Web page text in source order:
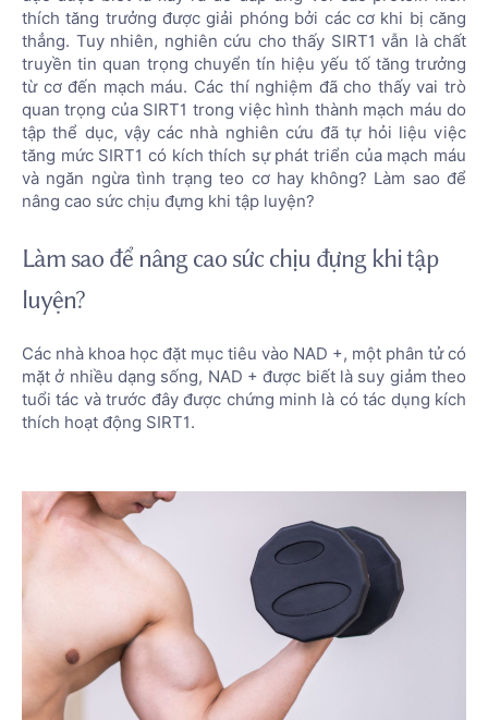
thích tăng trưởng được giải phóng bởi các cơ khi bị căng
thẳng. Tuy nhiên, nghiên cứu cho thấy SIRT1 vẫn là chất
truyền tin quan trọng chuyển tín hiệu yếu tố tăng trưởng
từ cơ đến mạch máu. Các thí nghiệm đã cho thấy vai trò
quan trọng của SIRT1 trong việc hình thành mạch máu do
tập thể dục, vậy các nhà nghiên cứu đã tự hỏi liệu việc
tăng mức SIRT1 có kích thích sự phát triển của mạch máu
và ngăn ngừa tình trạng teo cơ hay không? Làm sao để
nâng cao sức chịu đựng khi tập luyện?
Làm sao để nâng cao sức chịu đựng khi tập
luyện?
Các nhà khoa học đặt mục tiêu vào NAD +, một phân tử có
mặt ở nhiều dạng sống, NAD + được biết là suy giảm theo
tuổi tác và trước đây được chứng minh là có tác dụng kích
thích hoạt động SIRT1.